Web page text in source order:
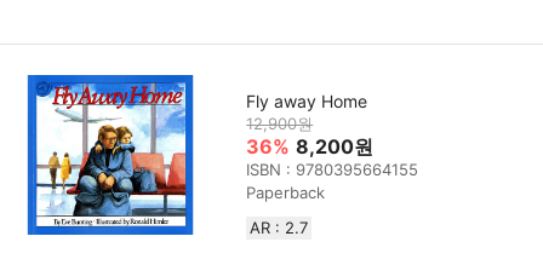
Fly away Home
12,900원
36% 8,200원
ISBN : 9780395664155
Paperback
AR : 2.7